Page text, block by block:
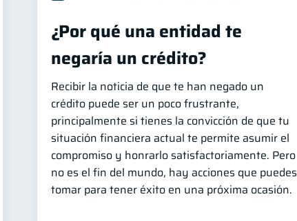
¿Por qué una entidad te
negaría un crédito?
Recibir la noticia de que te han negado un
crédito puede ser un poco frustrante,
principalmente si tienes la convicción de que tu
situación financiera actual te permite asumir el
compromiso y honrarlo satisfactoriamente. Pero
no es el fin del mundo, hay acciones que puedes
tomar para tener éxito en una próxima ocasión.